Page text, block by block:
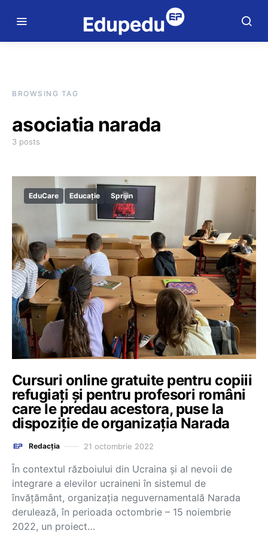
BROWSING TAG
asociatia narada
3 posts
EduCare Educație Sprijin
Cursuri online gratuite pentru copiii
refugiați și pentru profesori români
care le predau acestora, puse la
dispoziție de organizația Narada
Redacția 21 octombrie 2022
În contextul războiului din Ucraina și al nevoii de
integrare a elevilor ucraineni în sistemul de
învățământ, organizația neguvernamentală Narada
derulează, în perioada octombrie – 15 noiembrie
2022, un proiect…